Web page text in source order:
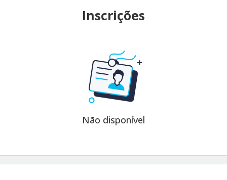
Inscrições
Não disponível